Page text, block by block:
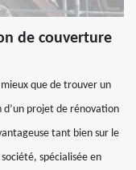
de couverture
que de trouver un
projet de rénovation
tant bien sur le
spécialisée en